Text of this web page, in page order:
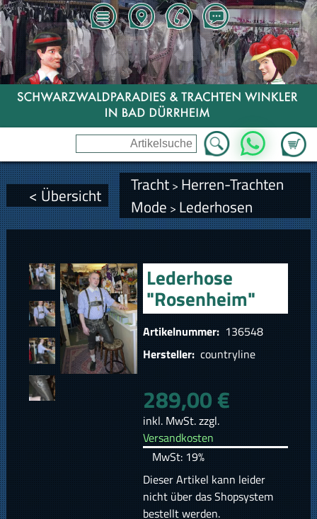
Zum
WhatsApp
< Übersicht Tracht> Herren-Trachten
Mode > Lederhosen
Lederhose
"Rosenheim"
Artikelnummer: 136548
Hersteller: countryline
289,00 €
inkl. MwSt. zzgl.
Versandkosten
MwSt: 19%
Dieser Artikel kann leider
nicht über das Shopsystem
bestellt werden.